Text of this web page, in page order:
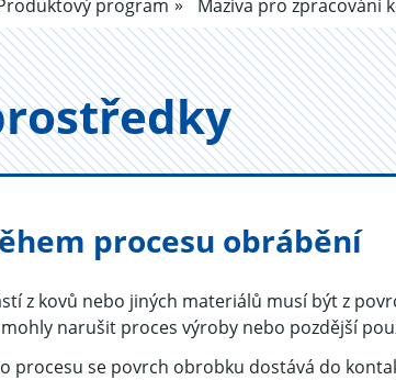
Produktový program Maziva pro zpracování
procesu obrábění
z kovů nebo jiných materiálů musí být z
narušit proces výroby nebo pozdější
procesu se povrch obrobku dostává do